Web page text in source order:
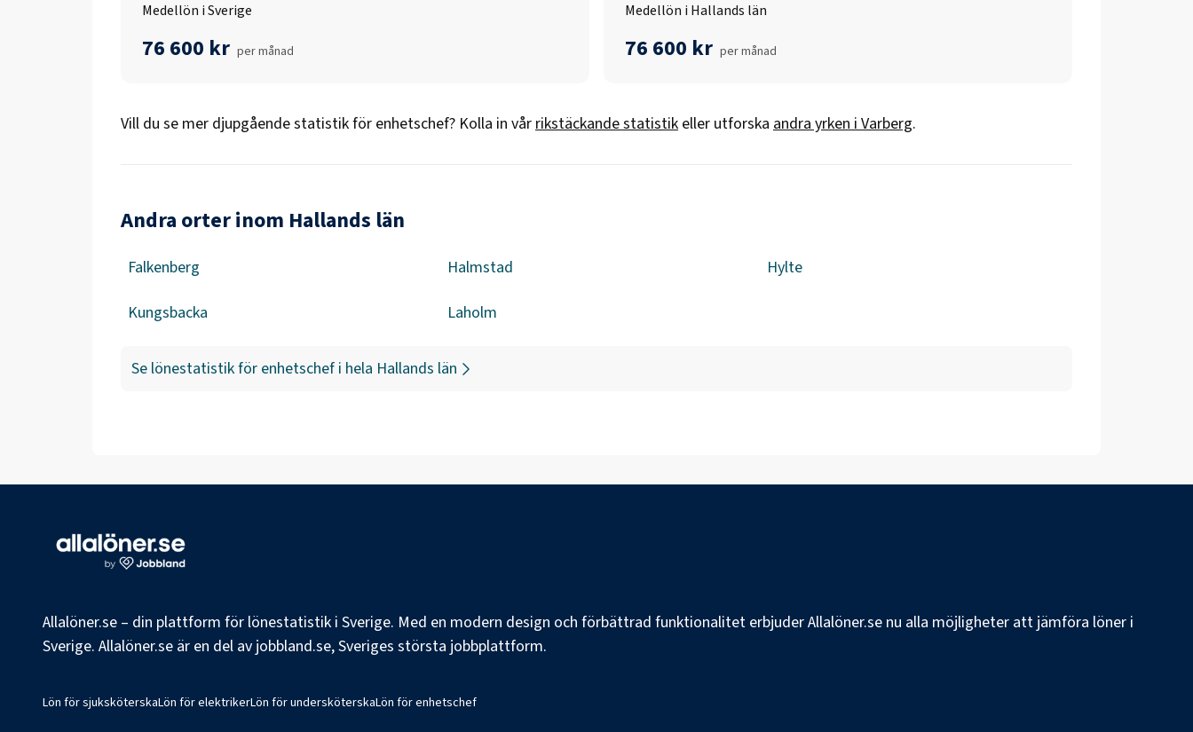
Medellön i Sverige
76 600 kr per månad
Medellön i Hallands län
76 600 kr per månad
Vill du se mer djupgående statistik för enhetschef? Kolla in vårrikstäckande statistik eller utforska andra yrken iVarberg.
Andra orter inom Hallands län
Falkenberg Halmstad Hylte
Kungsbacka Laholm
Se lönestatistik för enhetschef i hela Hallands län
Allalöner.se – din plattform för lönestatistik i Sverige. Med en modern design och förbättrad funktionalitet erbjuder Allalöner.se nu alla möjligheter att jämföra löner i
Sverige. Allalöner.se är en del av jobbland.se, Sveriges största jobbplattform.
Lön för sjuksköterskaLön för elektrikerLön för undersköterskaLön för enhetschef